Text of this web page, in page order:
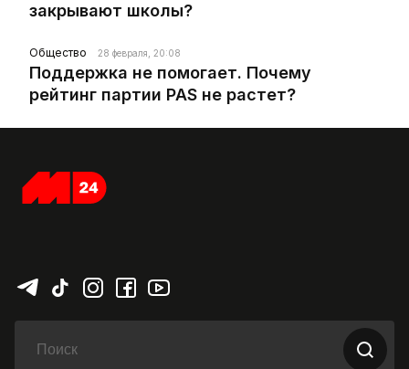
закрывают школы?
Общество 28 февраля, 20:08
Поддержка не помогает. Почему
рейтинг партии PAS не растет?